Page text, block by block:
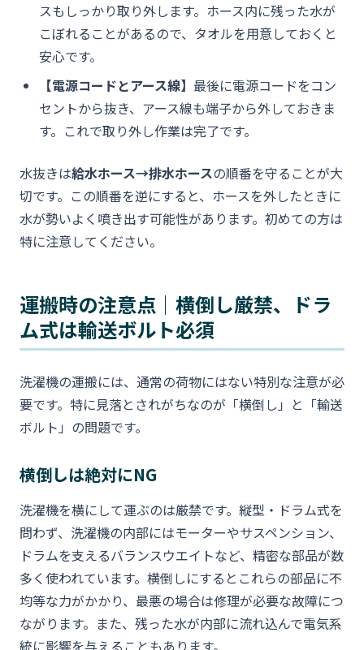
スもしっかり取り外します。ホース内に残った水が
こぼれることがあるので、タオルを用意しておくと
安心です。
【電源コードとアース線】 最後に電源コードをコン
セントから抜き、アース線も端子から外しておきま
す。これで取り外し作業は完了です。
水抜きは給水ホース→排水ホースの順番を守ることが大
切です。この順番を逆にすると、ホースを外したときに
水が勢いよく噴き出す可能性があります。初めての方は
特に注意してください。
運搬時の注意点｜横倒し厳禁、ドラ
ム式は輸送ボルト必須
洗濯機の運搬には、通常の荷物にはない特別な注意が必
要です。特に見落とされがちなのが「横倒し」と「輸送
ボルト」の問題です。
横倒しは絶対にNG
洗濯機を横にして運ぶのは厳禁です。縦型・ドラム式を
問わず、洗濯機の内部にはモーターやサスペンション、
ドラムを支えるバランスウエイトなど、精密な部品が数
多く使われています。横倒しにするとこれらの部品に不
均等な力がかかり、最悪の場合は修理が必要な故障につ
ながります。また、残った水が内部に流れ込んで電気系